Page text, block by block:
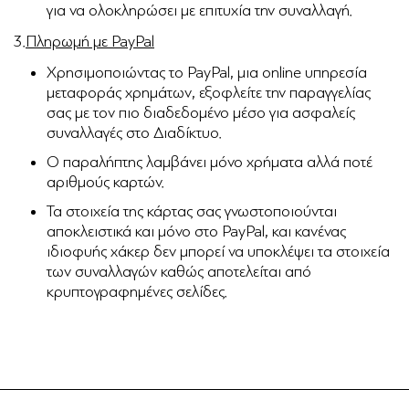
για να ολοκληρώσει με επιτυχία την συναλλαγή.
3.Πληρωμή με PayPal
Χρησιμοποιώντας το PayPal, μια online υπηρεσία
μεταφοράς χρημάτων, εξοφλείτε την παραγγελίας
σας με τον πιο διαδεδομένο μέσο για ασφαλείς
συναλλαγές στο Διαδίκτυο.
Ο παραλήπτης λαμβάνει μόνο χρήματα αλλά ποτέ
αριθμούς καρτών.
Τα στοιχεία της κάρτας σας γνωστοποιούνται
αποκλειστικά και μόνο στο PayPal, και κανένας
ιδιοφυής χάκερ δεν μπορεί να υποκλέψει τα στοιχεία
των συναλλαγών καθώς αποτελείται από
κρυπτογραφημένες σελίδες.